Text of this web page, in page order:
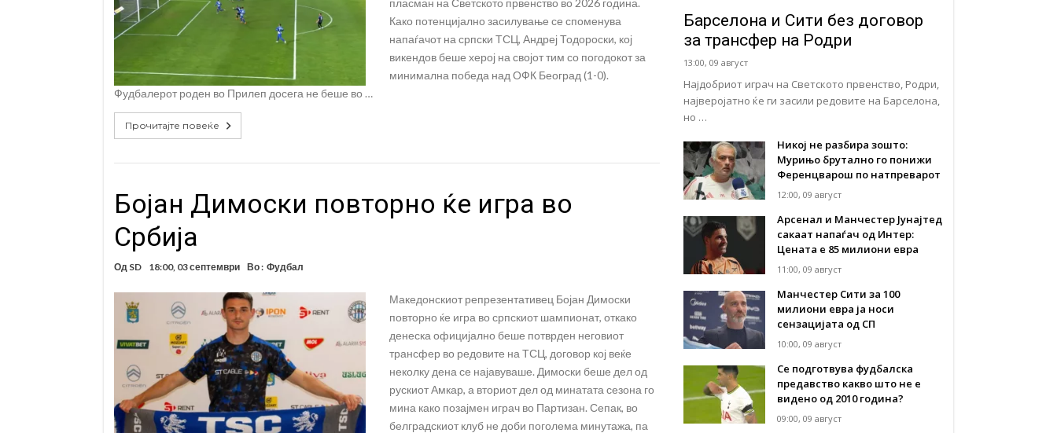
Како потенцијално засилување се споменува
напаѓачот на српски ТСЦ, Андреј Тодороски, кој
викендов беше херој на својот тим со погодокот за
минимална победа над ОФК Београд (1-0).
Фудбалерот роден во Прилеп досега не беше во …
Прочитајте повеќе
Бојан Димоски повторно ќе игра во
Србија
Од SD 18:00, 03 септември Во : Фудбал
Македонскиот репрезентативец Бојан Димоски
повторно ќе игра во српскиот шампионат, откако
денеска официјално беше потврден неговиот
трансфер во редовите на ТСЦ, договор кој веќе
неколку дена се најавуваше. Димоски беше дел од
рускиот Амкар, а вториот дел од минатата сезона го
мина како позајмен играч во Партизан. Сепак, во
белградскиот клуб не доби поголема минутажа, па
Барселона и Сити без договор
за трансфер на Родри
13:00, 09 август
Најдобриот играч на Светското првенство, Родри,
најверојатно ќе ги засили редовите на Барселона,
но …
Никој не разбира зошто:
Мурињо брутално го понижи
Ференцварош по натпреварот
12:00, 09 август
Арсенал и Манчестер Јунајтед
сакаат напаѓач од Интер:
Цената е 85 милиони евра
11:00, 09 август
Манчестер Сити за 100
милиони евра ја носи
сензацијата од СП
10:00, 09 август
Се подготвува фудбалска
предавство какво што не е
видено од 2010 година?
09:00, 09 август